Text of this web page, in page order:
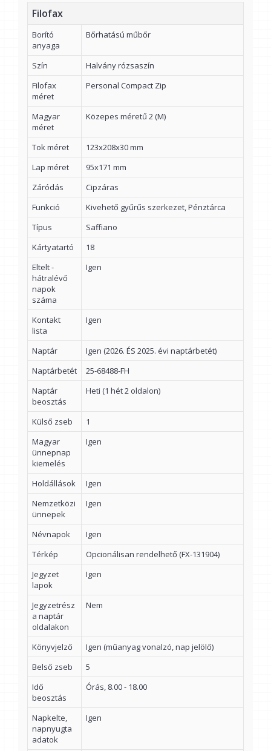
Filofax
Borító
anyaga
Bőrhatású műbőr
Szín
Halvány rózsaszín
Filofax
méret
Personal Compact Zip
Magyar
méret
Közepes méretű 2 (M)
Tok méret
123x208x30 mm
Lap méret
95x171 mm
Záródás
Cipzáras
Funkció
Kivehető gyűrűs szerkezet, Pénztárca
Típus
Saffiano
Kártyatartó
18
Eltelt -
hátralévő
napok
száma
Igen
Kontakt
lista
Igen
Naptár
Igen (2026. ÉS 2025. évi naptárbetét)
Naptárbetét
25-68488-FH
Naptár
beosztás
Heti (1 hét 2 oldalon)
Külső zseb
1
Magyar
ünnepnap
kiemelés
Igen
Holdállások
Igen
Nemzetközi
ünnepek
Igen
Névnapok
Igen
Térkép
Opcionálisan rendelhető (FX-131904)
Jegyzet
lapok
Igen
Jegyzetrész
a naptár
oldalakon
Nem
Könyvjelző
Igen (műanyag vonalzó, nap jelölő)
Belső zseb
5
Idő
beosztás
Órás, 8.00 - 18.00
Napkelte,
napnyugta
adatok
Igen